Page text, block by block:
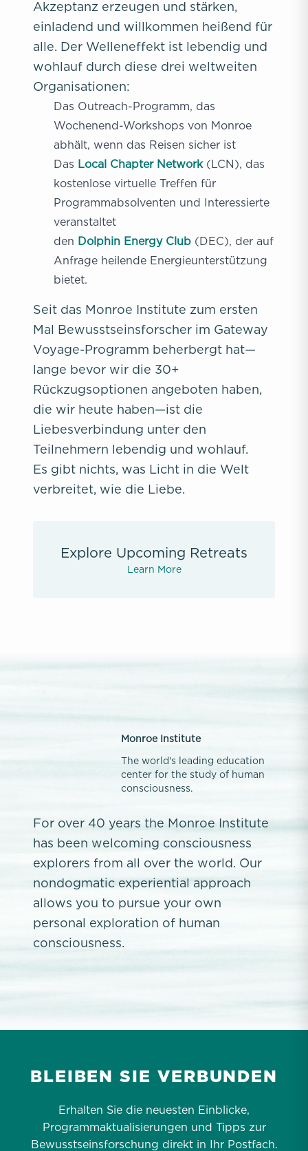
Akzeptanz erzeugen und stärken,
einladend und willkommen heißend für
alle. Der Welleneffekt ist lebendig und
wohlauf durch diese drei weltweiten
Organisationen:
Das Outreach-Programm, das
Wochenend-Workshops von Monroe
abhält, wenn das Reisen sicher ist
Das Local Chapter Network(LCN), das
kostenlose virtuelle Treffen für
Programmabsolventen und Interessierte
veranstaltet
den Dolphin Energy Club (DEC), der auf
Anfrage heilende Energieunterstützung
bietet.
Seit das Monroe Institute zum ersten
Mal Bewusstseinsforscher im Gateway
Voyage-Programm beherbergt hat—
lange bevor wir die 30+
Rückzugsoptionen angeboten haben,
die wir heute haben—ist die
Liebesverbindung unter den
Teilnehmern lebendig und wohlauf.
Es gibt nichts, was Licht in die Welt
verbreitet, wie die Liebe.
Explore Upcoming Retreats
Learn More
Monroe Institute
The world's leading education
center for the study of human
consciousness.
For over 40 years the Monroe Institute
has been welcoming consciousness
explorers from all over the world. Our
nondogmatic experiential approach
allows you to pursue your own
personal exploration of human
consciousness.
BLEIBEN SIE VERBUNDEN
Erhalten Sie die neuesten Einblicke,
Programmaktualisierungen und Tipps zur
Bewusstseinsforschung direkt in Ihr Postfach.